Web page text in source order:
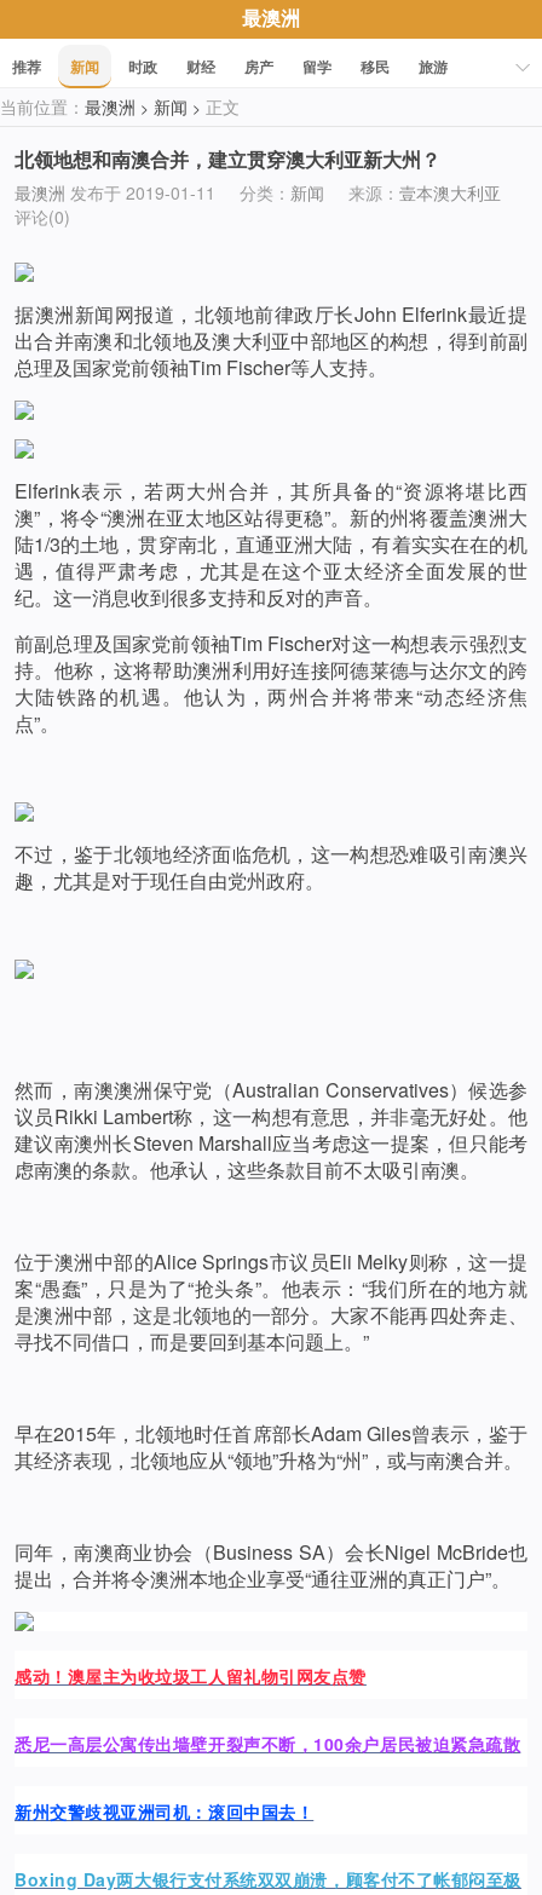
最澳洲
推荐 新闻 时政 财经 房产 留学 移民
旅游
科技
职场 美食 文化
当前位置： 最澳洲 > 新闻 > 正文
北领地想和南澳合并，建立贯穿澳大利亚新大州？
最澳洲 发布于 2019-01-11 分类： 新闻 来源： 壹本澳大利亚
评论(0)
据澳洲新闻网报道，北领地前律政厅长John Elferink最近提
出合并南澳和北领地及澳大利亚中部地区的构想，得到前副
总理及国家党前领袖Tim Fischer等人支持。
Elferink表示，若两大州合并，其所具备的“资源将堪比西
澳”，将令“澳洲在亚太地区站得更稳”。新的州将覆盖澳洲大
陆1/3的土地，贯穿南北，直通亚洲大陆，有着实实在在的机
遇，值得严肃考虑，尤其是在这个亚太经济全面发展的世
纪。这一消息收到很多支持和反对的声音。
前副总理及国家党前领袖Tim Fischer对这一构想表示强烈支
持。他称，这将帮助澳洲利用好连接阿德莱德与达尔文的跨
大陆铁路的机遇。他认为，两州合并将带来“动态经济焦
点”。
不过，鉴于北领地经济面临危机，这一构想恐难吸引南澳兴
趣，尤其是对于现任自由党州政府。
然而，南澳澳洲保守党（Australian Conservatives）候选参
议员Rikki Lambert称，这一构想有意思，并非毫无好处。他
建议南澳州长Steven Marshall应当考虑这一提案，但只能考
虑南澳的条款。他承认，这些条款目前不太吸引南澳。
位于澳洲中部的Alice Springs市议员Eli Melky则称，这一提
案“愚蠢”，只是为了“抢头条”。他表示：“我们所在的地方就
是澳洲中部，这是北领地的一部分。大家不能再四处奔走、
寻找不同借口，而是要回到基本问题上。”
早在2015年，北领地时任首席部长Adam Giles曾表示，鉴于
其经济表现，北领地应从“领地”升格为“州”，或与南澳合并。
同年，南澳商业协会（Business SA）会长Nigel McBride也
提出，合并将令澳洲本地企业享受“通往亚洲的真正门户”。
感动！澳屋主为收垃圾工人留礼物引网友点赞
悉尼一高层公寓传出墙壁开裂声不断，100余户居民被迫紧急疏散
新州交警歧视亚洲司机：滚回中国去！
Boxing Day两大银行支付系统双双崩溃，顾客付不了帐郁闷至极